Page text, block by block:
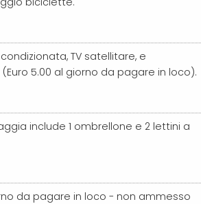
TV satellitare, e
5.00 al giorno da pagare in loco).
include 1 ombrellone e 2 lettini a
da pagare in loco - non ammesso